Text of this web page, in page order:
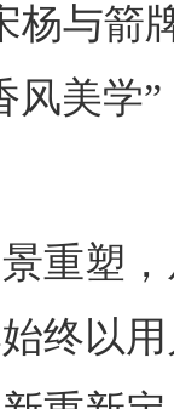
杨与箭
风美学
塑，
终以